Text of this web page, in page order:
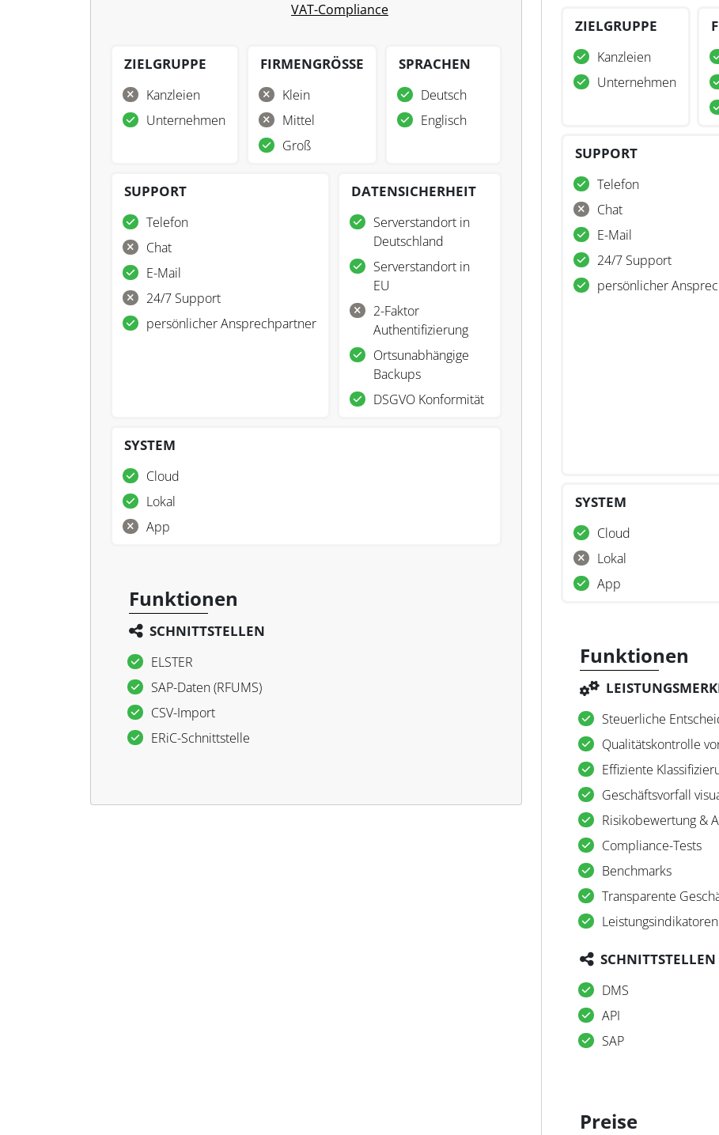
VAT-Compliance
ZIELGRUPPE
Kanzleien
Unternehmen
FIRMENGRÖSSE
Klein
Mittel
Groß
SPRACHEN
Deutsch
Englisch
SUPPORT
Telefon
Chat
E-Mail
24/7 Support
persönlicher Ansprechpartner
DATENSICHERHEIT
Serverstandort in
Deutschland
Serverstandort in
EU
2-Faktor
Authentifizierung
Ortsunabhängige
Backups
DSGVO Konformität
SYSTEM
Cloud
Lokal
App
Funktionen
SCHNITTSTELLEN
ELSTER
SAP-Daten (RFUMS)
CSV-Import
ERiC-Schnittstelle
ZIELGRUPPE
Kanzleien
Unternehmen
SUPPORT
Telefon
Chat
E-Mail
24/7 Support
persönlicher
SYSTEM
Cloud
Lokal
App
Funktionen
Steuerliche
Qualitätskontrolle
Effiziente
Geschäftsvorfall
Risikobewertung &
Compliance-Tests
Benchmarks
Transparente
Leistungsindikatoren
SCHNITTSTELLEN
DMS
API
SAP
Preise